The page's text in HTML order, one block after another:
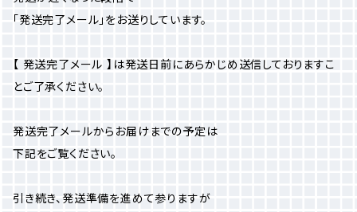
「発送完了メール」をお送りしています。
【 発送完了メール 】は発送日前にあらかじめ送信しておりますこ
とご了承ください。
発送完了メールからお届けまでの予定は
下記をご覧ください。
引き続き、発送準備を進めて参りますが